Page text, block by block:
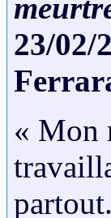
23/02/
« Mon
partout.